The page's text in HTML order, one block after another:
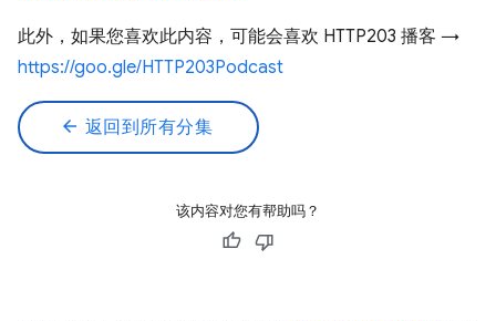
此外，如果您喜欢此内容，可能会喜欢 HTTP203 播客 →
https://goo.gle/HTTP203Podcast
arrow_back 返回到所有分集
该内容对您有帮助吗？